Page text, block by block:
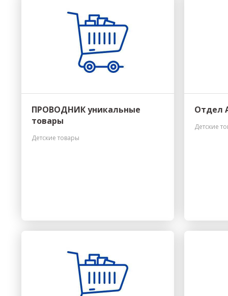
ПРОВОДНИК уникальные
товары
Детские товары
Отдел
Детские